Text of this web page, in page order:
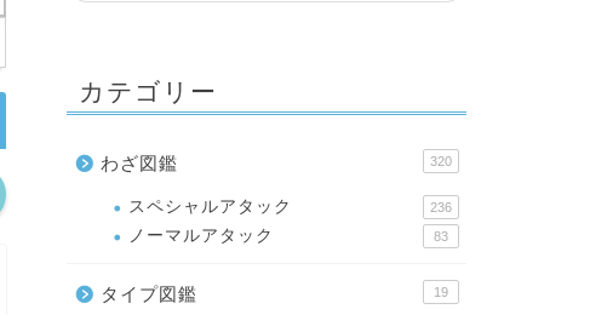
カテゴリー
わざ図鑑 320
スペシャルアタック 236
ノーマルアタック 83
タイプ図鑑 19